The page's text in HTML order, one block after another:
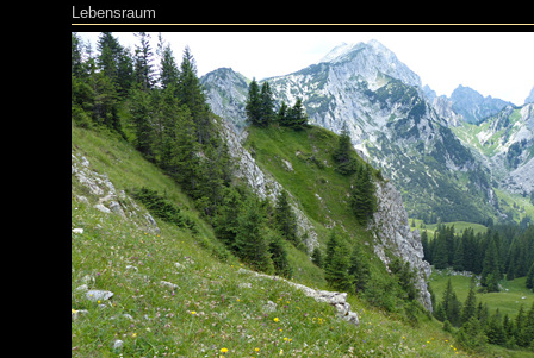
Lebensraum